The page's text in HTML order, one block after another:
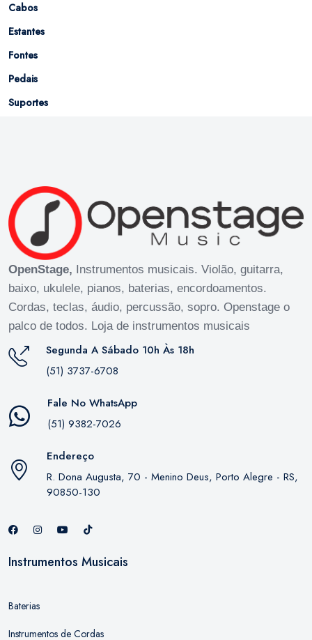
Cabos
Estantes
Fontes
Pedais
Suportes
OpenStage, Instrumentos musicais. Violão, guitarra,
baixo, ukulele, pianos, baterias, encordoamentos.
Cordas, teclas, áudio, percussão, sopro. Openstage o
palco de todos. Loja de instrumentos musicais
Segunda A Sábado 10h Às 18h
(51) 3737-6708
Fale No WhatsApp
(51) 9382-7026
Endereço
R. Dona Augusta, 70 - Menino Deus, Porto Alegre - RS,
90850-130
Instrumentos Musicais
Baterias
Instrumentos de Cordas